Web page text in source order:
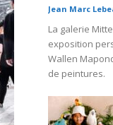
Jean Marc
La galerie
exposition
Wallen
de peintures.